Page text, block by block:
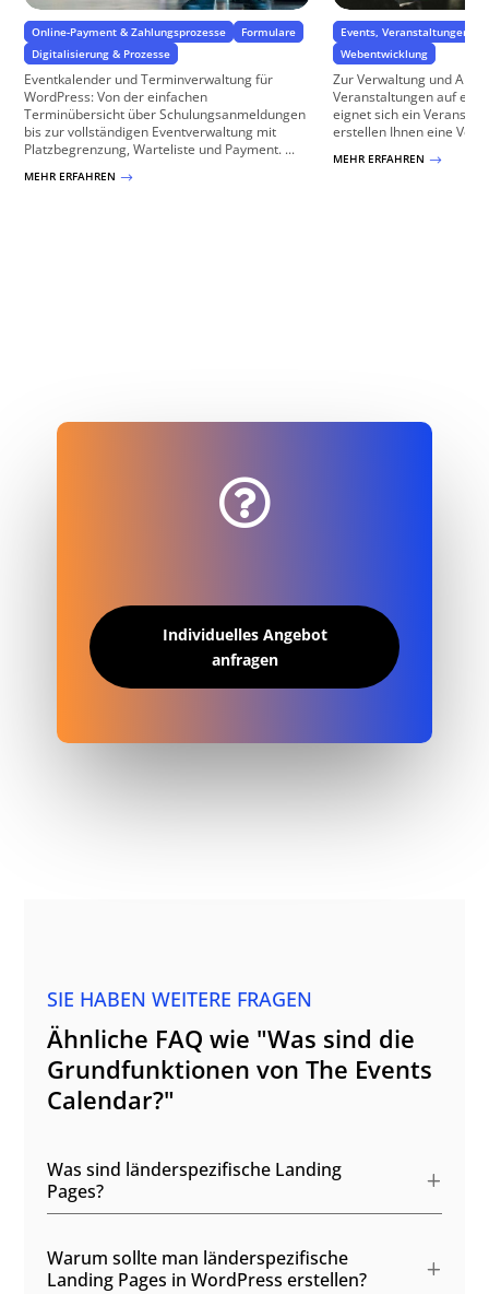
Online-Payment & Zahlungsprozesse
Formulare
Digitalisierung & Prozesse
Eventkalender und Terminverwaltung für
WordPress: Von der einfachen
Terminübersicht über Schulungsanmeldungen
bis zur vollständigen Eventverwaltung mit
Platzbegrenzung, Warteliste und Payment. ...
MEHR ERFAHREN $
Events, Veranstaltungen &
Webentwicklung
Zur Verwaltung und
Veranstaltungen auf
eignet sich ein
erstellen Ihnen eine
MEHR ERFAHREN $

Individuelles Angebot
anfragen
SIE HABEN WEITERE FRAGEN
Ähnliche FAQ wie "Was sind die
Grundfunktionen von The Events
Calendar?"
Was sind länderspezifische Landing
Pages?
Warum sollte man länderspezifische
Landing Pages in WordPress erstellen?